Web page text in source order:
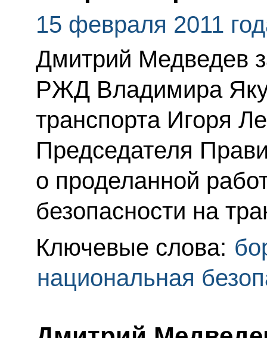
15 февраля 2011
Дмитрий Медведев
РЖД Владимира
транспорта Игоря
Председателя
о проделанной
безопасности на
Ключевые слова:
национальная